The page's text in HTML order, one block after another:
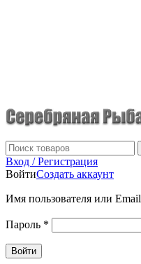
Вход / Регистрация
ВойтиСоздать аккаунт
Имя пользователя или Email
Пароль *
Войти